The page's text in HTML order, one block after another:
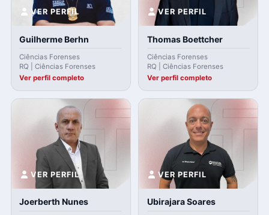
VER PERFIL
Guilherme Berhn
Ciências Forenses
RQ | Ciências Forenses
Ver perfil completo
VER PERFIL
Thomas Boettcher
Ciências Forenses
RQ | Ciências Forenses
Ver perfil completo
VER PERFIL
Joerberth Nunes
VER PERFIL
Ubirajara Soares